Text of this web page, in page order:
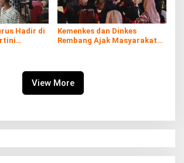
Hadir di
Kemenkes dan Dinkes
Rembang Ajak Masyarakat
View More